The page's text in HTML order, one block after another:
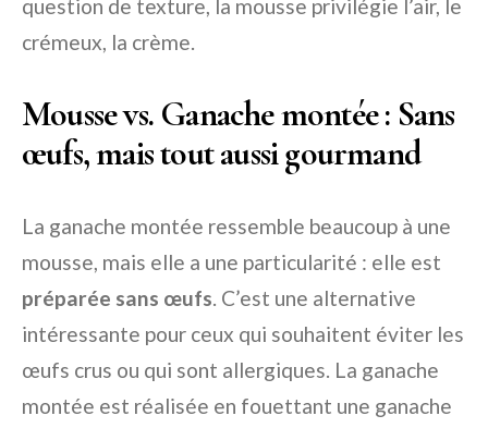
question de texture, la mousse privilégie l’air, le
crémeux, la crème.
Mousse vs. Ganache montée : Sans
œufs, mais tout aussi gourmand
La ganache montée ressemble beaucoup à une
mousse, mais elle a une particularité : elle est
préparée sans œufs. C’est une alternative
intéressante pour ceux qui souhaitent éviter les
œufs crus ou qui sont allergiques. La ganache
montée est réalisée en fouettant une ganache